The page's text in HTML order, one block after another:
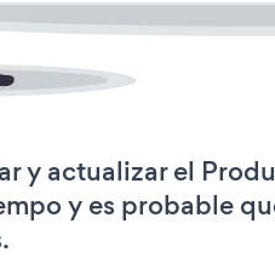
y actualizar el
y es probable